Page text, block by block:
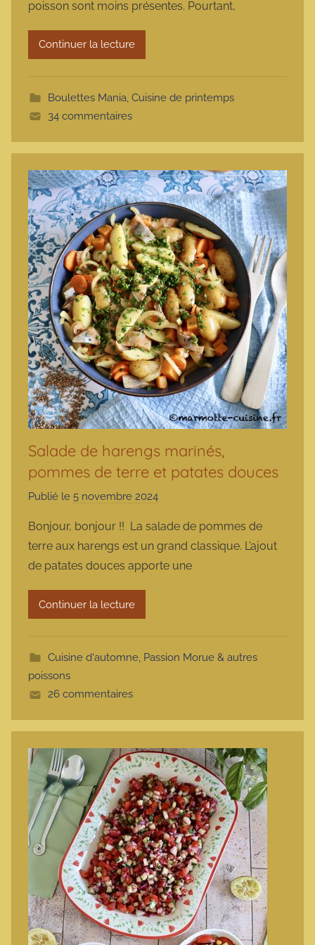
a
r
m
t
e
poisson sont moins présentes. Pourtant,
Continuer la lecture
Boulettes Mania, Cuisine de printemps
34 commentaires
Salade de harengs marinés,
pommes de terre et patates douces
Publié le 5 novembre 2024
r
m
a
t
Bonjour, bonjour !! La salade de pommes de
terre aux harengs est un grand classique. L’ajout
de patates douces apporte une
Continuer la lecture
Cuisine d'automne, Passion Morue & autres
poissons
26 commentaires